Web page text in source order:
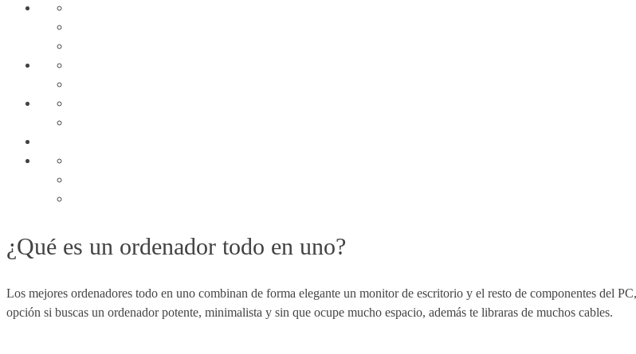
¿Qué es un ordenador todo en uno?
Los mejores ordenadores todo en uno combinan de forma elegante un monitor de escritorio y el resto de componentes del
opción si buscas un ordenador potente, minimalista y sin que ocupe mucho espacio, además te libraras de muchos cables.